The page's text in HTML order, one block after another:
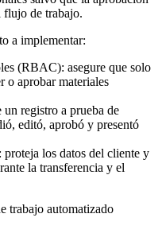
flujo de trabajo.
a implementar:
(RBAC): asegure que solo
o aprobar materiales
registro a prueba de
editó, aprobó y presentó
los datos del cliente y
la transferencia y el
trabajo automatizado